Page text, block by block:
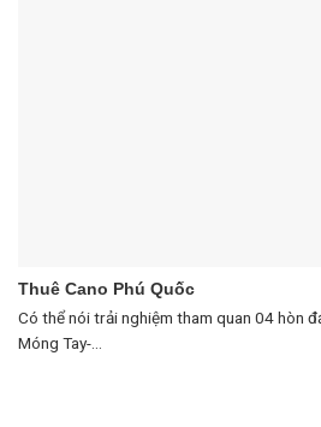
Thuê Cano Phú Quốc
Có thể nói trải nghiệm tham quan 04 hòn
Móng Tay-...